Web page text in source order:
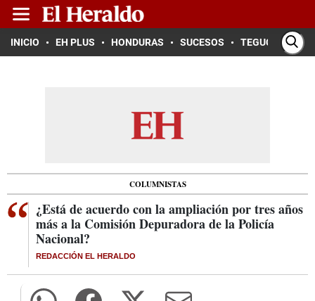
INICIO EH PLUS HONDURAS SUCESOS TEGUCIGALPA
COLUMNISTAS
¿Está de acuerdo con la ampliación por tres años
más a la Comisión Depuradora de la Policía
Nacional?
REDACCIÓN EL HERALDO